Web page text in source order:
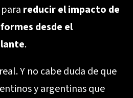
reducir el impacto de
desde el
.
Y no cabe duda de que
y argentinas que